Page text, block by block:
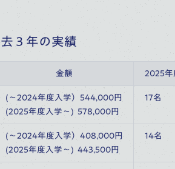
３年の実績
金額 2025年
(～2024年度入学）544,000円
(2025年度入学～)  578,000円
17名
(～2024年度入学）408,000円
(2025年度入学～)  443,500円
14名